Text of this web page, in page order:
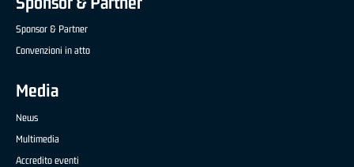
Sponsor & Partner
Convenzioni in atto
Media
News
Multimedia
Accredito eventi